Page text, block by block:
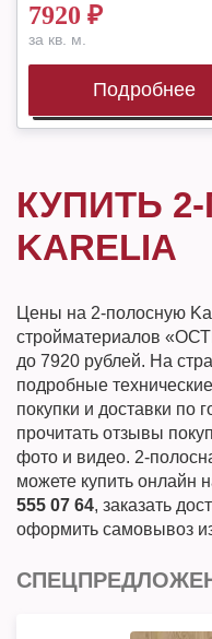
7920 ₽
за кв. м.
Подробнее
КУПИТЬ
KARELIA
Цены на 2-полосную
стройматериалов
до 7920 рублей. На
подробные
покупки и доставки по
прочитать отзывы
фото и видео. 2-
можете купить онлайн
555 07 64, заказать
оформить самовывоз